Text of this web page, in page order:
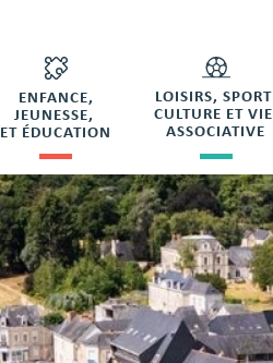
ENFANCE,
JEUNESSE,
ET ÉDUCATION
LOISIRS, SPORT
CULTURE ET VIE
ASSOCIATIVE